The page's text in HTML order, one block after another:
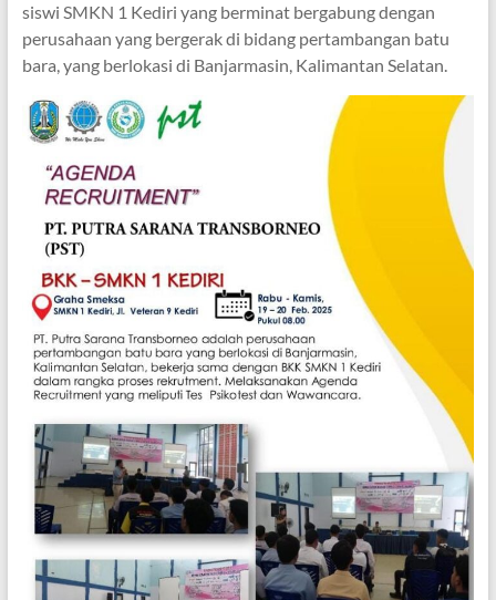
siswi SMKN 1 Kediri yang berminat bergabung dengan
perusahaan yang bergerak di bidang pertambangan batu
bara, yang berlokasi di Banjarmasin, Kalimantan Selatan.